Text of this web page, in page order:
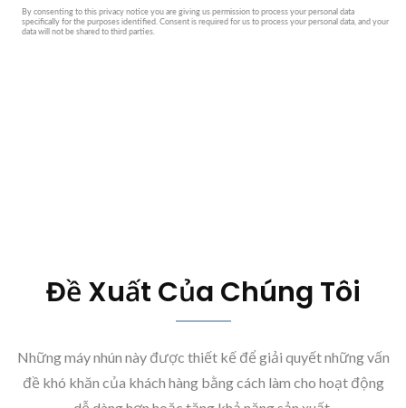
Đề Xuất Của Chúng Tôi
Những máy nhún này được thiết kế để giải quyết những vấn
đề khó khăn của khách hàng bằng cách làm cho hoạt động